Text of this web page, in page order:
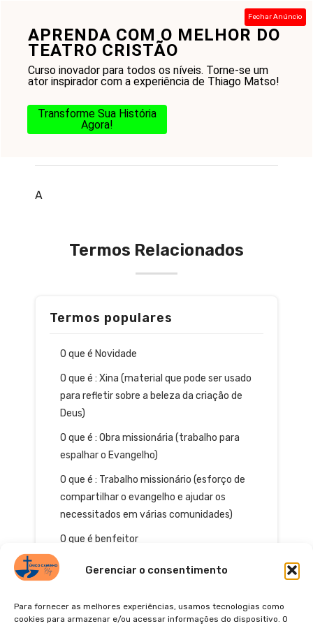
Gerenciar o consentimento
Para fornecer as melhores experiências, usamos tecnologias como
cookies para armazenar e/ou acessar informações do dispositivo. O
APRENDA COM O MELHOR DO
TEATRO CRISTÃO
Curso inovador para todos os níveis. Torne-se um
ator inspirador com a experiência de Thiago Matso!
Transforme Sua História
Agora!
Fechar Anúncio
conteúdo
Menu
A
Termos Relacionados
Termos populares
O que é Novidade
O que é : Xina (material que pode ser usado
para refletir sobre a beleza da criação de
Deus)
O que é : Obra missionária (trabalho para
espalhar o Evangelho)
O que é : Trabalho missionário (esforço de
compartilhar o evangelho e ajudar os
necessitados em várias comunidades)
O que é benfeitor